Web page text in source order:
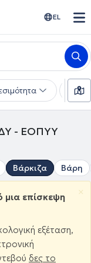
EL
- ΕΟΠΥΥ
Βάρκιζα Βάρη
μια επίσκεψη
εξέταση,
δες το
×